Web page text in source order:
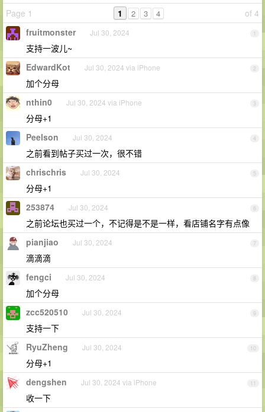
Page 1
of 4
1 2 3 4
1
fruitmonster Jul 30, 2024
支持一波儿~
2
EdwardKot Jul 30, 2024 via iPhone
加个分母
3
nthin0 Jul 30, 2024 via iPhone
分母+1
4
Peelson Jul 30, 2024
之前看到帖子买过一次，很不错
5
chrischris Jul 30, 2024
分母+1
6
253874 Jul 30, 2024
之前论坛也买过一个，不记得是不是一样，看店铺名字有点像
7
pianjiao Jul 30, 2024
滴滴滴
8
fengci Jul 30, 2024
加个分母
9
zcc520510 Jul 30, 2024
支持一下
10
RyuZheng Jul 30, 2024
分母+1
11
dengshen Jul 30, 2024 via iPhone
收一下